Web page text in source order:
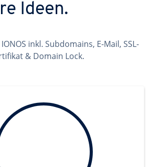
Ideen.
inkl. Subdomains, E-Mail, SSL-
& Domain Lock.